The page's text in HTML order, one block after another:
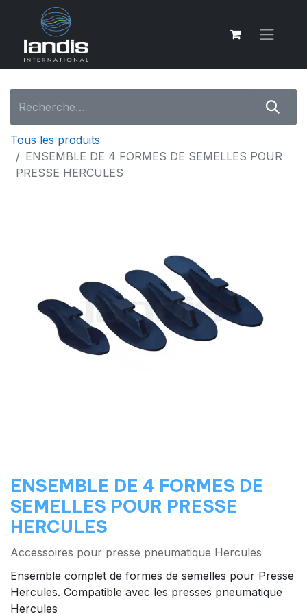
Tous les produits
ENSEMBLE DE 4 FORMES DE SEMELLES POUR
PRESSE HERCULES
ENSEMBLE DE 4 FORMES DE
SEMELLES POUR PRESSE
HERCULES
Accessoires pour presse pneumatique Hercules
Ensemble complet de formes de semelles pour Presse
Hercules. Compatible avec les presses pneumatique
Hercules